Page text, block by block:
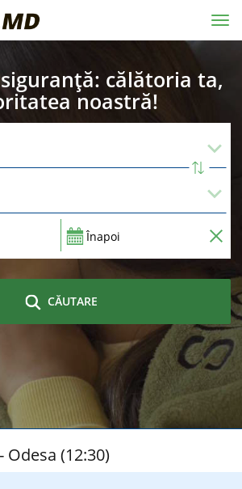
călătoria ta,
noastră!
CĂUTARE
Odesa (12:30)